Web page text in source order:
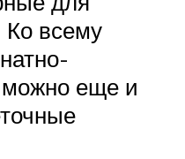
Ко всему
можно еще и